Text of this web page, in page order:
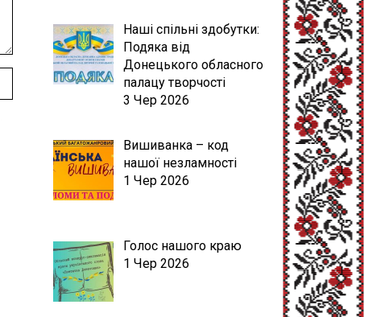
Наші спільні здобутки:
Подяка від
Донецького обласного
палацу творчості
3 Чер 2026
Вишиванка – код
нашої незламності
1 Чер 2026
Голос нашого краю
1 Чер 2026